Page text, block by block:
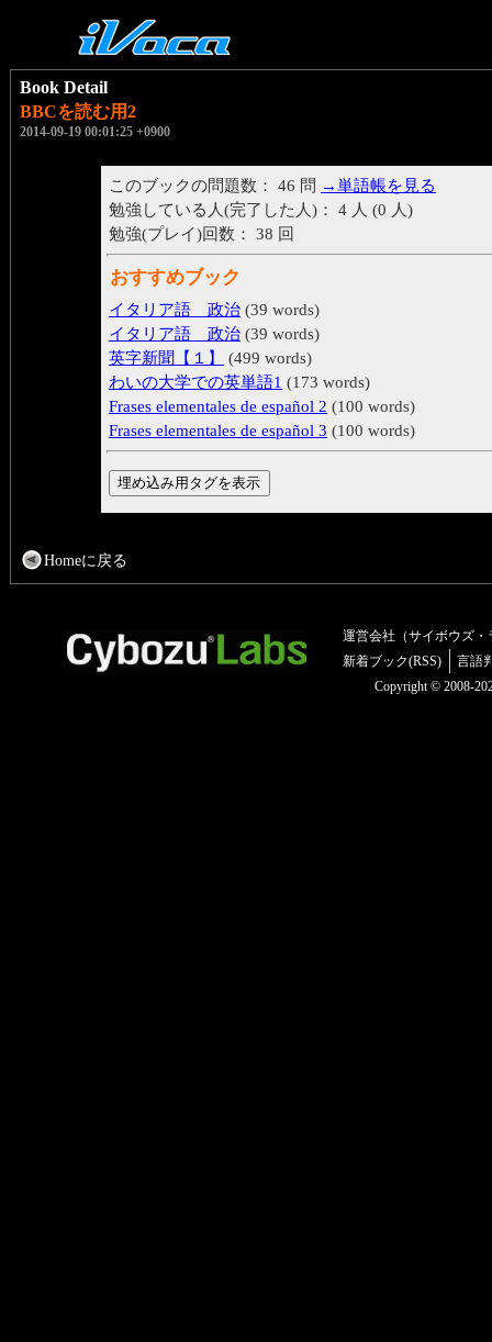
Book Detail
BBCを読む用2
2014-09-19 00:01:25 +0900
このブックの問題数： 46 問 →単語帳を見る
勉強している人(完了した人)： 4 人 (0 人)
勉強(プレイ)回数： 38 回
おすすめブック
イタリア語 政治 (39 words)
イタリア語 政治 (39 words)
英字新聞【１】
(499 words)
わいの大学での英単語1 (173 words)
Frases elementales de español 2 (100 words)
Frases elementales de español 3 (100 words)
Homeに戻る
運営会社（サイボウズ・
新着ブック(RSS)
言語
Copyright © 2008-